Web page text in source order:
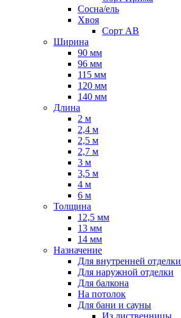
Сосна/ель
Хвоя
Сорт AB
Ширина
90 мм
96 мм
115 мм
120 мм
140 мм
Длина
2 м
2,4 м
2,5 м
2,7 м
3 м
3,5 м
4 м
6 м
Толщина
12,5 мм
13 мм
14 мм
Назначение
Для внутренней отделки
Для наружной отделки
Для балкона
На потолок
Для бани и сауны
Из лиственницы